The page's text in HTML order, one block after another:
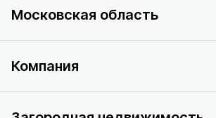
Московская область
Компания